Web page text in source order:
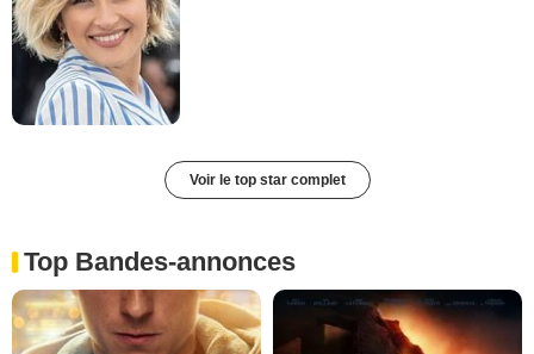
Voir le top star complet
Top Bandes-annonces